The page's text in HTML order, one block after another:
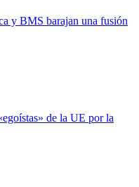
y BMS barajan una fusión
de la UE por la